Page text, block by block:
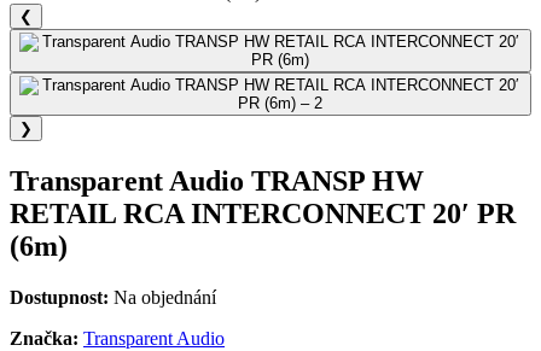
❮
❯
Transparent Audio TRANSP HW
RETAIL RCA INTERCONNECT 20′ PR
(6m)
Dostupnost: Na objednání
Značka: Transparent Audio